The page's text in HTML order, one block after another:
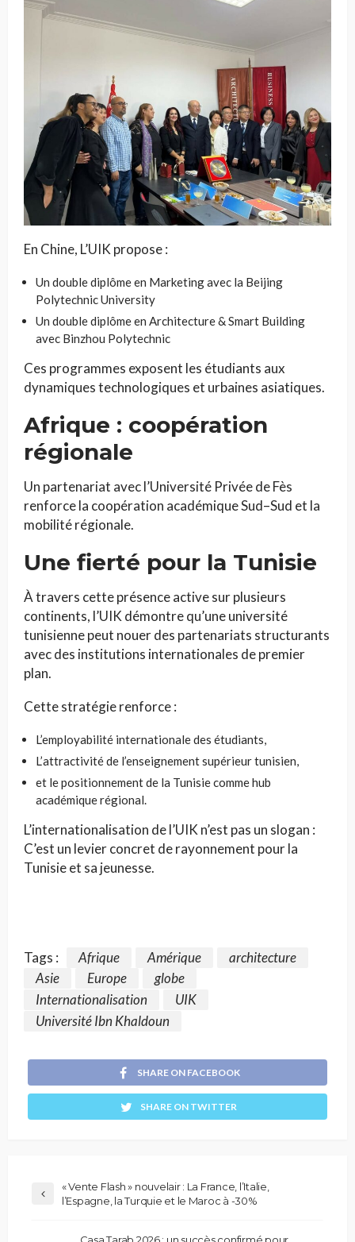
En Chine, L’UIK propose :
Un double diplôme en Marketing avec la Beijing
Polytechnic University
Un double diplôme en Architecture & Smart Building
avec Binzhou Polytechnic
Ces programmes exposent les étudiants aux
dynamiques technologiques et urbaines asiatiques.
Afrique : coopération
régionale
Un partenariat avec l’Université Privée de Fès
renforce la coopération académique Sud–Sud et la
mobilité régionale.
Une fierté pour la Tunisie
À travers cette présence active sur plusieurs
continents, l’UIK démontre qu’une université
tunisienne peut nouer des partenariats structurants
avec des institutions internationales de premier
plan.
Cette stratégie renforce :
L’employabilité internationale des étudiants,
L’attractivité de l’enseignement supérieur tunisien,
et le positionnement de la Tunisie comme hub
académique régional.
L’internationalisation de l’UIK n’est pas un slogan :
C’est un levier concret de rayonnement pour la
Tunisie et sa jeunesse.
Tags : Afrique Amérique
architecture
Asie
Europe
globe
Internationalisation
UIK
Université Ibn Khaldoun
SHARE ON FACEBOOK
SHARE ON TWITTER
« Vente Flash » nouvelair : La France, l’Italie,
l’Espagne, la Turquie et le Maroc à -30%
Casa Tarab 2026 : un succès confirmé pour